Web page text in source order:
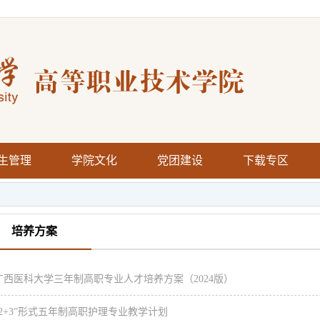
管理 学院文化 党团建设 下载专区
培养方案
西医科大学三年制高职专业人才培养方案（2024版）
形式五年制高职护理专业教学计划